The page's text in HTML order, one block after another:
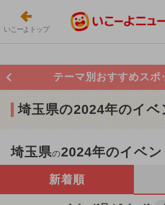
いこーよトップ
テーマ別おすすめスポ
埼玉県の2024年のイ
埼玉県の2024年のイベ
新着順